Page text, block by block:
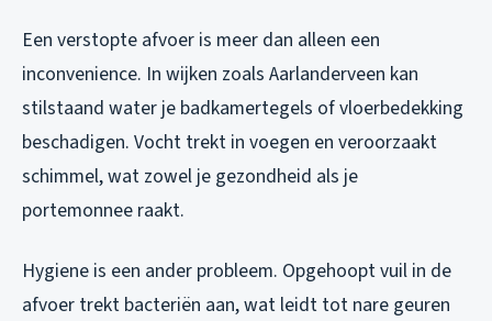
Een verstopte afvoer is meer dan alleen een
inconvenience. In wijken zoals Aarlanderveen kan
stilstaand water je badkamertegels of vloerbedekking
beschadigen. Vocht trekt in voegen en veroorzaakt
schimmel, wat zowel je gezondheid als je
portemonnee raakt.
Hygiene is een ander probleem. Opgehoopt vuil in de
afvoer trekt bacteriën aan, wat leidt tot nare geuren